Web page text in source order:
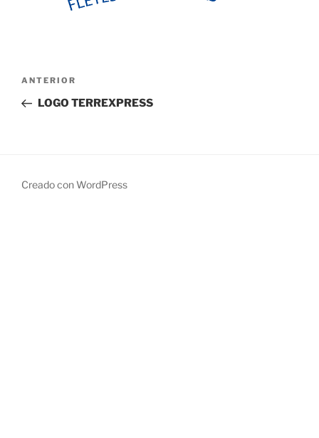
Navegación
entradas
Entrada
anterior:
ANTERIOR
LOGO TERREXPRESS
Creado con WordPress